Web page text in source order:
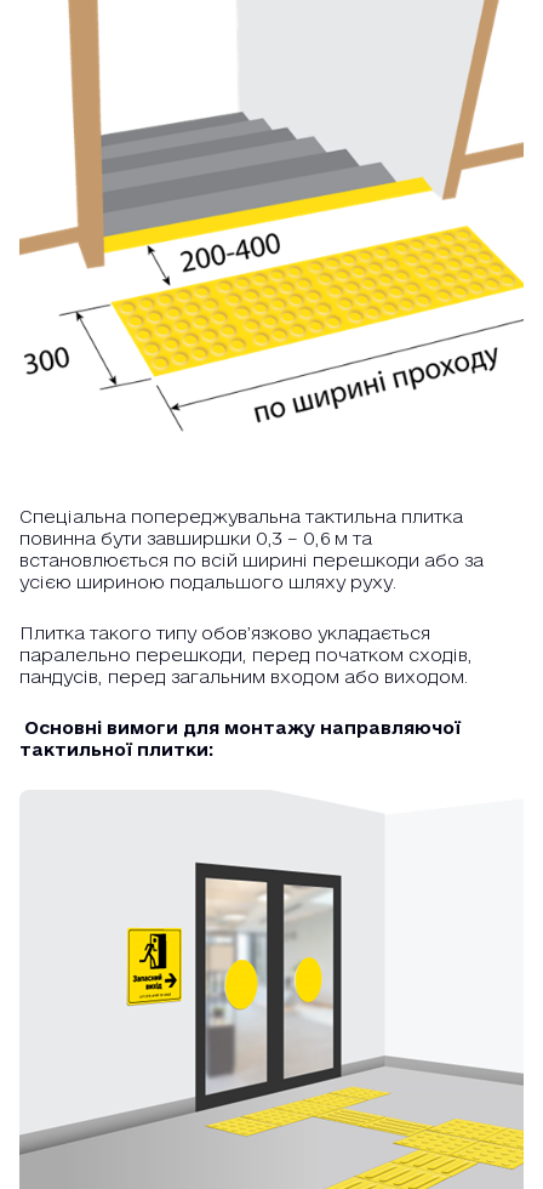
Спеціальна попереджувальна тактильна плитка
повинна бути завширшки 0,3 – 0,6 м та
встановлюється по всій ширині перешкоди або за
усією шириною подальшого шляху руху.
Плитка такого типу обов’язково укладається
паралельно перешкоди, перед початком сходів,
пандусів, перед загальним входом або виходом.
Основні вимоги для монтажу направляючої
тактильної плитки: